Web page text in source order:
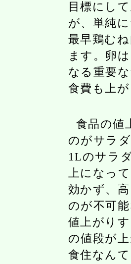
目標にし
が、単純
最早鶏む
ます。卵
なる重要
食費も上
食品の値
のがサラ
1Lのサラ
上になっ
効かず、
のが不可
値上がり
の値段が
食住なん